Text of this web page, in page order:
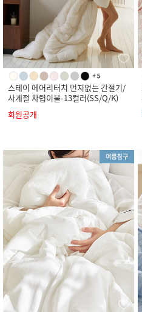
스테이 에어리터치 먼지없는 간절기/
사계절 차렵이불-13컬러(SS/Q/K)
회원공개